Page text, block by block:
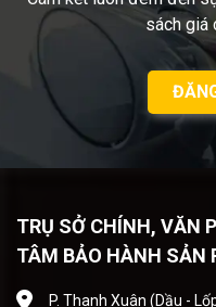
sách giá
TRỤ SỞ CHÍNH, VĂN
TÂM BẢO HÀNH SẢN
P. Thanh Xuân (Dầu -